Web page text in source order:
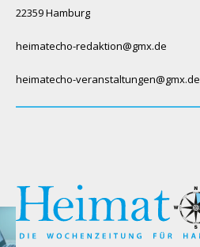
22359 Hamburg
heimatecho-redaktion@gmx.de
heimatecho-veranstaltungen@gmx.de